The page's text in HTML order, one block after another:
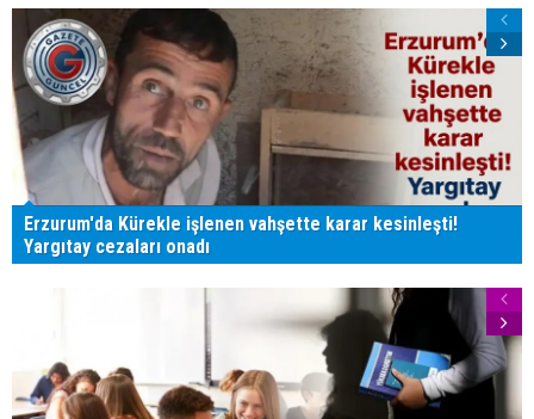
Erzurum'da Kürekle işlenen vahşette karar kesinleşti!
Yargıtay cezaları onadı